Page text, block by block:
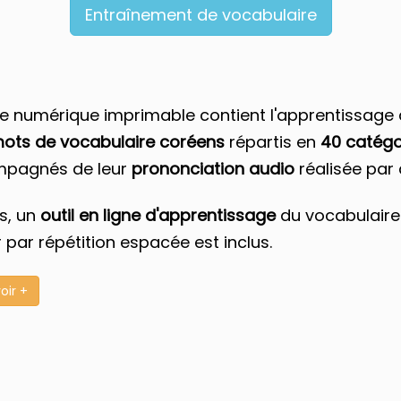
Entraînement de vocabulaire
numérique imprimable contient
de vocabulaire coréens répartis en 40
de leur prononciation audio réalisée par
un outil en ligne d'apprentissagedu
par répétition espacée est inclus.
+
coréenne
de coréen par mail et bénéficier d'offres
en sachant que je peux me
Recevoir le guide !
hais les spams : votre adresse email ne sera jamais cédée ni revendue